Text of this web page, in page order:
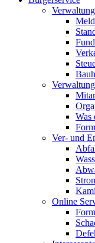
Verwaltung
Was
Ver- und
Online